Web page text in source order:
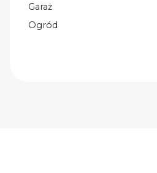
Garaż
Ogród